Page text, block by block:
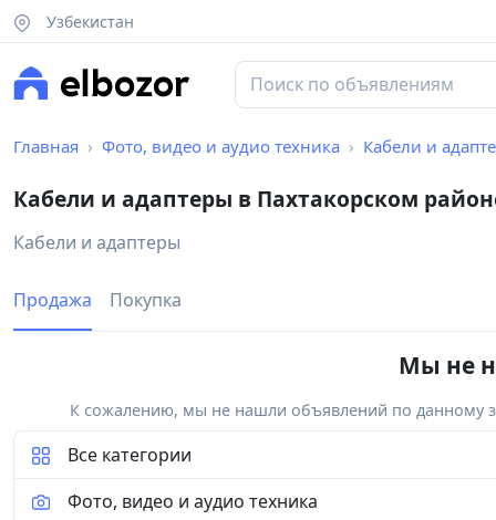
Узбекистан
Главная Фото, видео и аудио техника Кабели и
Кабели и адаптеры в Пахтакорском
Кабели и адаптеры
Продажа Покупка
Мы не
К сожалению, мы не нашли объявлений по данному
Все категории
Фото, видео и аудио техника